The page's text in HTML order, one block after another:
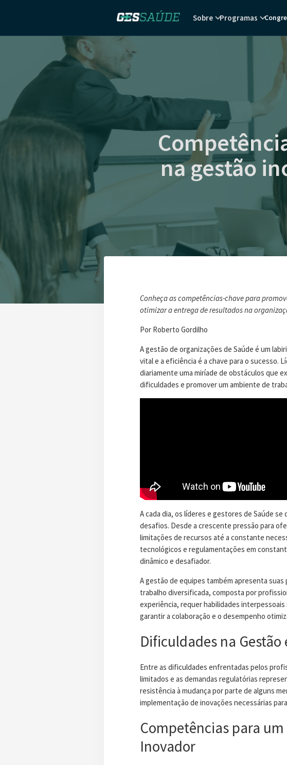
Sobre Programas
na gestão
Conheça as competências-chave para
otimizar a entrega de resultados na
Por Roberto Gordilho
A gestão de organizações de Saúde é um
vital e a eficiência é a chave para o sucesso.
diariamente uma miríade de obstáculos que
dificuldades e promover um ambiente de
A cada dia, os líderes e gestores de Saúde
desafios. Desde a crescente pressão para
limitações de recursos até a constante
tecnológicos e regulamentações em
dinâmico e desafiador.
A gestão de equipes também apresenta
trabalho diversificada, composta por
experiência, requer habilidades
garantir a colaboração e o desempenho
Dificuldades na
Entre as dificuldades enfrentadas pelos
limitados e as demandas regulatórias
resistência à mudança por parte de alguns
implementação de inovações necessárias
Competências para
Inovador